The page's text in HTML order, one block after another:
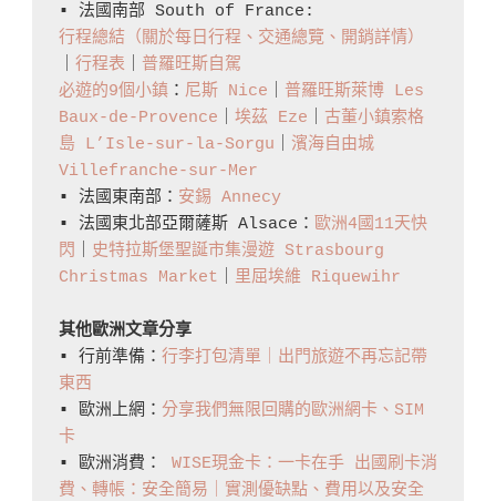
▪️ 法國南部 South of France:
行程總結（關於每日行程、交通總覽、開銷詳情）
行程表
普羅旺斯自駕
必遊的9個小鎮 ： 尼斯 Nice
普羅旺斯萊博 Les
Baux-de-Provence
埃茲 Eze
古董小鎮索格
島 L’Isle-sur-la-Sorgu
濱海自由城
Villefranche-sur-Mer
▪️ 法國東南部： 安錫 Annecy
▪️ 法國東北部亞爾薩斯 Alsace： 歐洲4國11天快
閃
史特拉斯堡聖誕市集漫遊 Strasbourg
Christmas Market
里屈埃維 Riquewihr
其他歐洲文章分享
▪️ 行前準備： 行李打包清單｜出門旅遊不再忘記帶
東西
▪️ 歐洲上網： 分享我們無限回購的歐洲網卡、SIM
卡
▪️ 歐洲消費： WISE現金卡：一卡在手 出國刷卡消
費、轉帳：安全簡易｜實測優缺點、費用以及安全